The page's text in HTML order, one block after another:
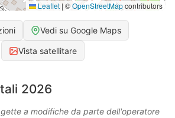
Leaflet | ©OpenStreetMapcontributors
Vedi su Google Maps
Vista satellitare
2026
a modifiche da parte dell'operatore